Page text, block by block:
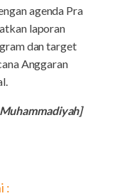
agenda Pra
laporan
dan target
Anggaran
: